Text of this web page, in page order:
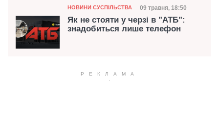
Категорія
НОВИНИ СУСПІЛЬСТВА Дата публікації
09 травня, 18:50
Як не стояти у черзі в "АТБ":
знадобиться лише телефон